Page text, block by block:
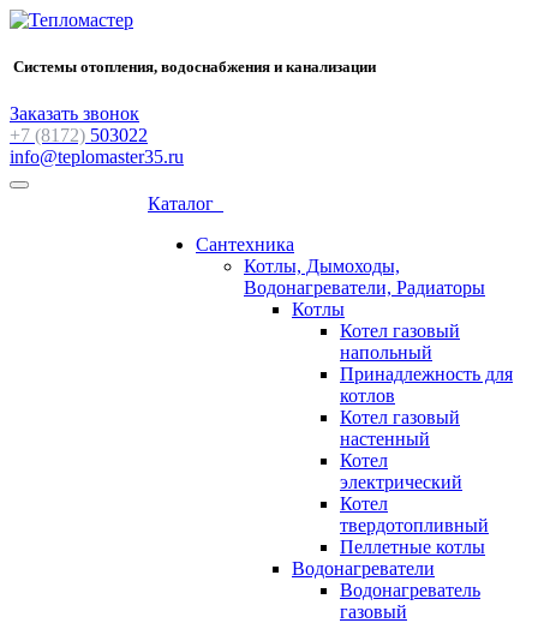
Системы отопления, водоснабжения и канализации
Заказать звонок
+7 (8172) 503022
info@teplomaster35.ru
Каталог
Сантехника
Котлы, Дымоходы,
Водонагреватели, Радиаторы
Котлы
Котел газовый
напольный
Принадлежность для
котлов
Котел газовый
настенный
Котел
электрический
Котел
твердотопливный
Пеллетные котлы
Водонагреватели
Водонагреватель
газовый